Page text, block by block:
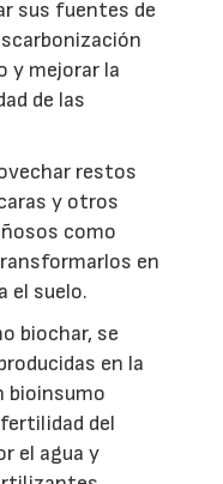
sus fuentes de
y mejorar la
de las
restos
y otros
como
en
el suelo.
biochar, se
en la
bioinsumo
del
el agua y